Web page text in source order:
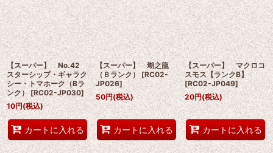
【スーパー】 No.42
スターシップ・ギャラク
シー・トマホーク（Bラ
ンク） [RC02-JP030]
10円(税込)
カートに入れる
【スーパー】 瑚之龍
（Ｂランク） [RC02-
JP026]
50円(税込)
カートに入れる
【スーパー】 マクロコ
スモス【ランクB】
[RC02-JP049]
20円(税込)
カートに入れる